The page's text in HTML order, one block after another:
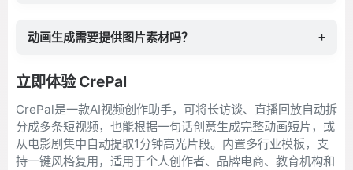
动画生成需要提供图片素材吗？ +
立即体验 CrePal
CrePal是一款AI视频创作助手，可将长访谈、直播回放自动拆
分成多条短视频，也能根据一句话创意生成完整动画短片，或
从电影剧集中自动提取1分钟高光片段。内置多行业模板，支
持一键风格复用，适用于个人创作者、品牌电商、教育机构和